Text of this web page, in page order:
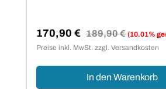
Verkaufspreis:
170,90 € Regulärer Preis:
189,90 € (10.01%
Preise inkl. MwSt. zzgl. Versandkosten
In den Warenkorb